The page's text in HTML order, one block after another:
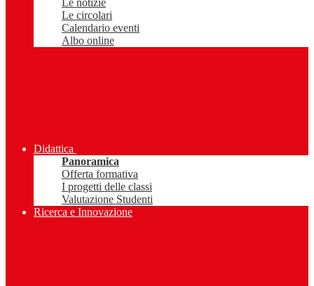
Le notizie
Le circolari
Calendario eventi
Albo online
Didattica
Panoramica
Offerta formativa
I progetti delle classi
Valutazione Studenti
Ricerca e Innovazione